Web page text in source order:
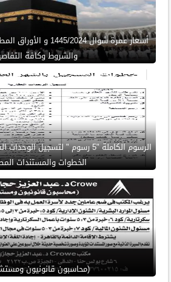
أسعار عمرة شوال 1445/
والشروط وكافة
الرسوم الكاملة "5 رسوم " لتسجيل
الخطوات والمستندات
(محاسبون قانونيون